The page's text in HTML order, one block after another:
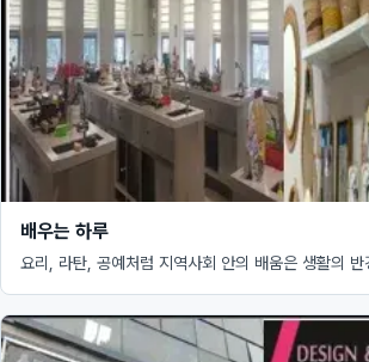
배우는 하루
요리, 라탄, 공예처럼 지역사회 안의 배움은 생활의 반